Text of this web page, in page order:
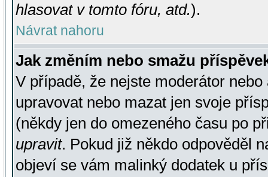
hlasovat v tomto fóru, atd.).
Návrat nahoru
Jak změním nebo smažu
V případě, že nejste moderátor
upravovat nebo mazat jen svoje
(někdy jen do omezeného času po
upravit. Pokud již někdo odpověděl
objeví se vám malinký dodatek u